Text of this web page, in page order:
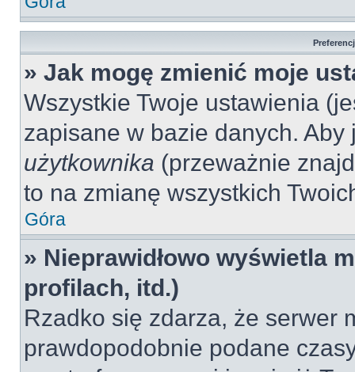
» Jak mogę zmienić moje
Wszystkie Twoje ustawienia
zapisane w bazie danych.
użytkownika (przeważnie
to na zmianę wszystkich
Góra
» Nieprawidłowo wyświetla
profilach, itd.)
Rzadko się zdarza, że serwer
prawdopodobnie podane